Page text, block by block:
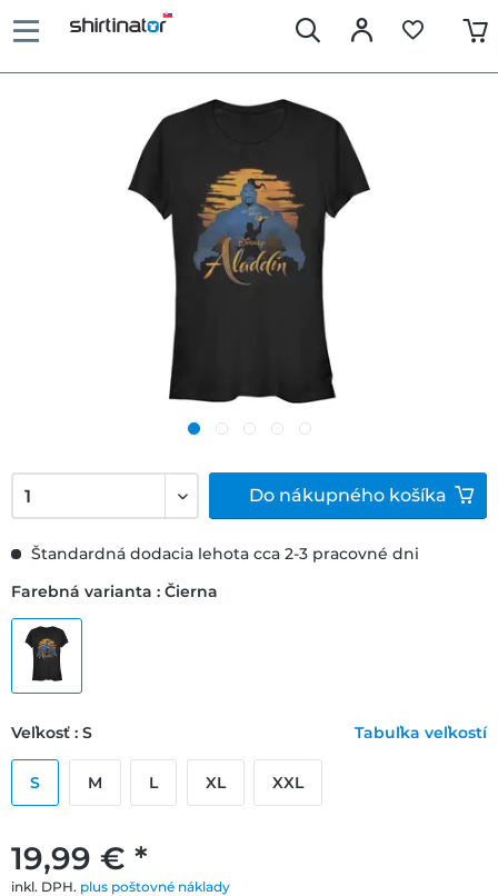
19,99 € *
inkl. DPH. plus poštovné náklady
Štandardná dodacia lehota cca 2-3 pracovné dni
Farebná varianta : Čierna
Veľkosť : S Tabuľka veľkostí
S M L XL XXL
Do nákupného košíka